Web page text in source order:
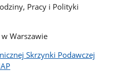
Pracy i Polityki
Warszawie
Skrzynki Podawczej